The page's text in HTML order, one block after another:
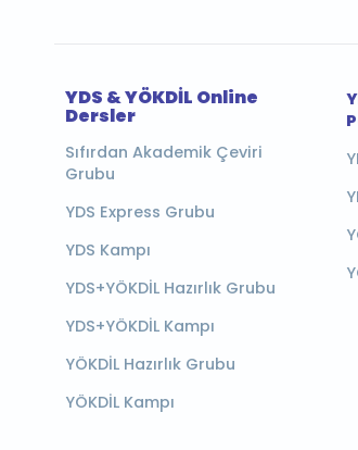
YDS & YÖKDİL Online
Dersler
Sıfırdan Akademik Çeviri
Grubu
YDS Express Grubu
YDS Kampı
YDS+YÖKDİL Hazırlık Grubu
YDS+YÖKDİL Kampı
YÖKDİL Hazırlık Grubu
YÖKDİL Kampı